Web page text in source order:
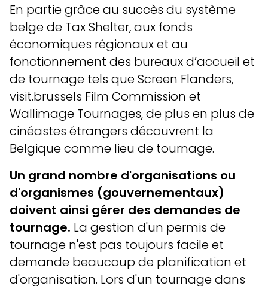
En partie grâce au succès du système
belge de Tax Shelter, aux fonds
économiques régionaux et au
fonctionnement des bureaux d’accueil et
de tournage tels que Screen Flanders,
visit.brussels Film Commission et
Wallimage Tournages, de plus en plus de
cinéastes étrangers découvrent la
Belgique comme lieu de tournage.
Un grand nombre d'organisations ou
d'organismes (gouvernementaux)
doivent ainsi gérer des demandes de
tournage. La gestion d'un permis de
tournage n'est pas toujours facile et
demande beaucoup de planification et
d'organisation. Lors d'un tournage dans